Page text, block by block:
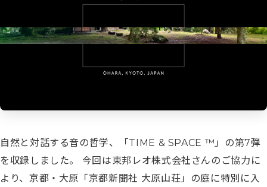
自然と対話する音の哲学、「TIME & SPACE ™︎」の第7弾
を収録しました。 今回は東邦レオ株式会社さんのご協力に
より、京都・大原「京都新聞社 大原山荘」の庭に特別に入